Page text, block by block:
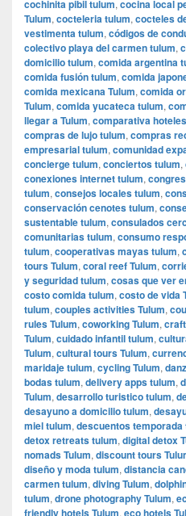
cochinita pibil tulum, cocina local
Tulum, cocteleria tulum, cocteles
vestimenta tulum, códigos de
colectivo playa del carmen tulum,
domicilio tulum, comida argentina
comida fusión tulum, comida
comida mexicana Tulum, comida
Tulum, comida yucateca tulum,
llegar a Tulum, comparativa
compras de lujo tulum, compras
empresarial tulum, comunidad
concierge tulum, conciertos tulum,
conexiones internet tulum,
tulum, consejos locales tulum,
conservación cenotes tulum,
sustentable tulum, consulados
comunitarias tulum, consumo
tulum, cooperativas mayas tulum,
tours Tulum, coral reef Tulum,
y seguridad tulum, cosas que ver
costo comida tulum, costo de vida
tulum, couples activities Tulum,
rules Tulum, coworking Tulum,
Tulum, cuidado infantil tulum,
Tulum, cultural tours Tulum,
maridaje tulum, cycling Tulum,
bodas tulum, delivery apps tulum,
Tulum, desarrollo turistico tulum,
desayuno a domicilio tulum,
miel tulum, descuentos temporada
detox retreats tulum, digital detox
nomads Tulum, discount tours
diseño y moda tulum, distancia
carmen tulum, diving Tulum,
tulum, drone photography Tulum,
friendly hotels Tulum, eco hotels